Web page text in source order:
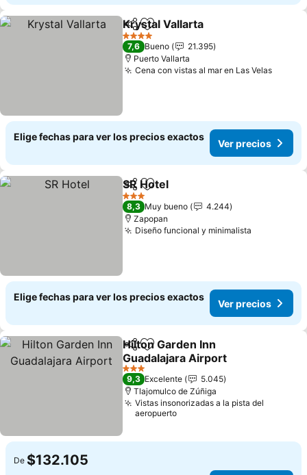
CompartirAgregar a favoritos
Krystal Vallarta
4 Estrellas
7,6 Bueno
21.395
Puerto Vallarta
Cena con vistas al mar en Las Velas
Elige fechas para ver los precios exactos
Ver precios
CompartirAgregar a favoritos
SR Hotel
3 Estrellas
8,3 Muy bueno
4.244
Zapopan
Diseño funcional y minimalista
Elige fechas para ver los precios exactos
Ver precios
CompartirAgregar a favoritos
Hilton Garden Inn
Guadalajara Airport
3 Estrellas
9,3 Excelente
5.045
Tlajomulco de Zúñiga
Vistas insonorizadas a la pista del
aeropuerto
De $132.105